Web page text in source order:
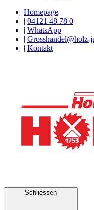
Homepage
| 04121 48 78 0
| WhatsApp
| Grosshandel@holz-
| Kontakt
Schliessen